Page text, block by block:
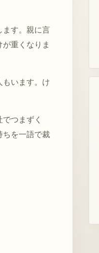
ます。親に言
重くなりま
もいます。け
つまずく
ちを一語で裁